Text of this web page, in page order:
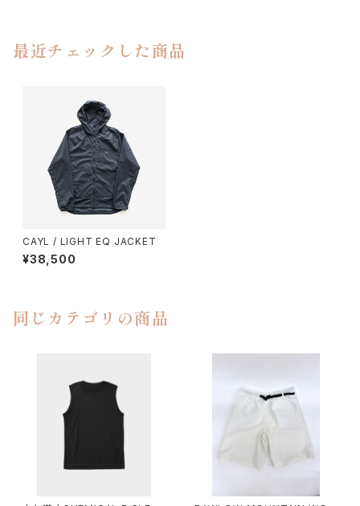
最近チェックした商品
CAYL / LIGHT EQ JACKET
¥38,500
同じカテゴリの商品